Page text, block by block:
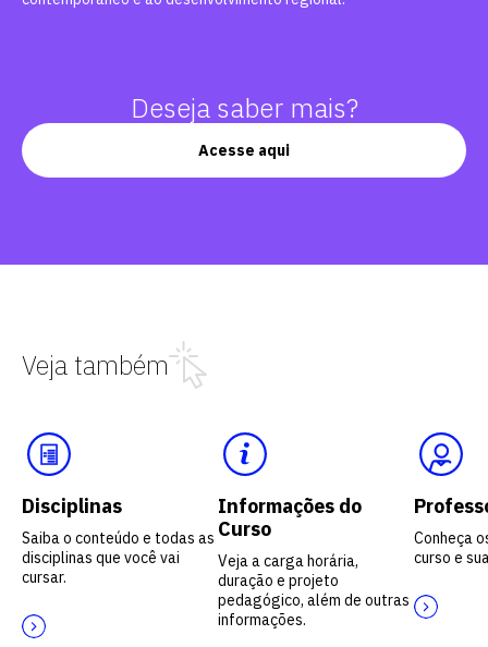
Deseja saber mais?
Acesse aqui
Veja também
Disciplinas
Saiba o conteúdo e todas as
disciplinas que você vai
cursar.
Informações do
Curso
Veja a carga horária,
duração e projeto
pedagógico, além de outras
informações.
Conheça
curso e